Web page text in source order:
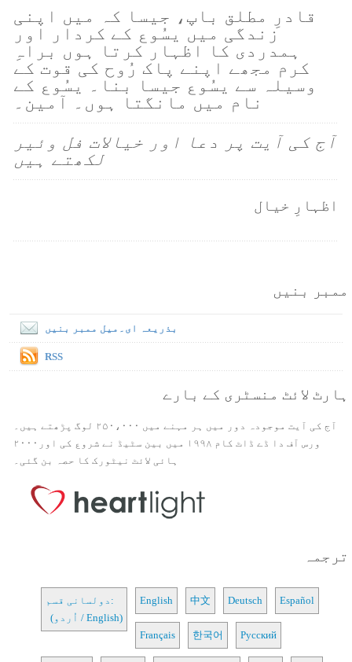
قادرِ مطلق باپ، جیسا کہ میں اپنی
زندگی میں یسُوع کے کردار اور
ہمدردی کا اظہار کرتا ہوں براہِ
کرم مجھے اپنے پاک رُوح کی قوت کے
وسیلہ سے یسُوع جیسا بنا۔ یسُوع کے
نام میں مانگتا ہوں۔ آمین۔
آج کی آیت پر دعا اور خیالات فل وئیر
لکھتے ہیں
اظہارِ خیال
ممبر بنیں
بذریعہ ای۔میل ممبر بنیں
RSS
ہارٹ لائٹ منسٹری کے بارے
آج کی آیت موجودہ دور میں ہر مہنے میں ۲۵۰،۰۰۰ لوگ پڑھتے ہیں۔
ورس آف دا ڈے ڈاٹ کام ۱۹۹۸ میں بین سٹیڈ نے شروع کی اور۲۰۰۰
ہائی لائٹ نیٹورک کا حصہ بن گئی۔
ترجمہ
دولسانی قسم:
(اُردو / English)
English 中文 Deutsch Español
Français 한국어 Русский